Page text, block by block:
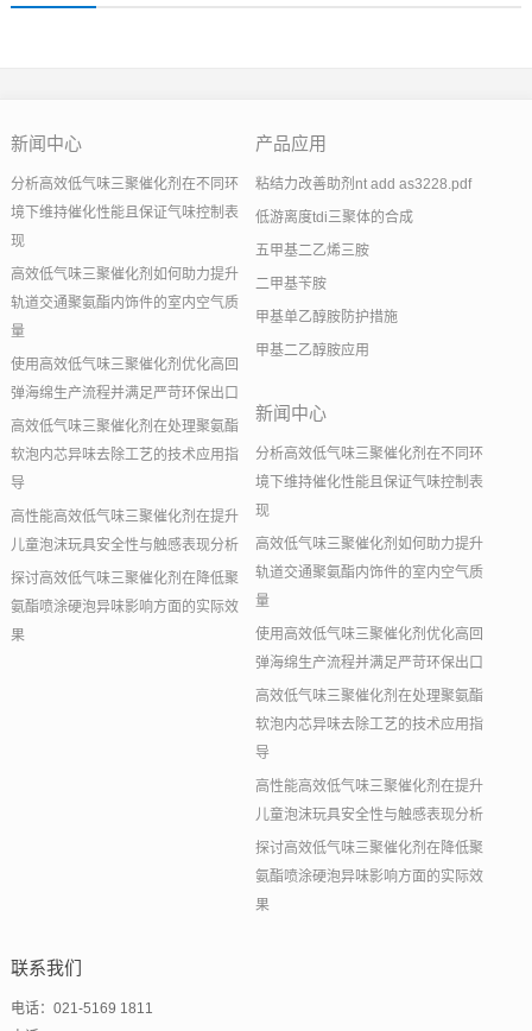
新闻中心
分析高效低气味三聚催化剂在不同环
境下维持催化性能且保证气味控制表
现
高效低气味三聚催化剂如何助力提升
轨道交通聚氨酯内饰件的室内空气质
量
使用高效低气味三聚催化剂优化高回
弹海绵生产流程并满足严苛环保出口
高效低气味三聚催化剂在处理聚氨酯
软泡内芯异味去除工艺的技术应用指
导
高性能高效低气味三聚催化剂在提升
儿童泡沫玩具安全性与触感表现分析
探讨高效低气味三聚催化剂在降低聚
氨酯喷涂硬泡异味影响方面的实际效
果
产品应用
粘结力改善助剂nt add as3228.pdf
低游离度tdi三聚体的合成
五甲基二乙烯三胺
二甲基苄胺
甲基单乙醇胺防护措施
甲基二乙醇胺应用
新闻中心
分析高效低气味三聚催化剂在不同环
境下维持催化性能且保证气味控制表
现
高效低气味三聚催化剂如何助力提升
轨道交通聚氨酯内饰件的室内空气质
量
使用高效低气味三聚催化剂优化高回
弹海绵生产流程并满足严苛环保出口
高效低气味三聚催化剂在处理聚氨酯
软泡内芯异味去除工艺的技术应用指
导
高性能高效低气味三聚催化剂在提升
儿童泡沫玩具安全性与触感表现分析
探讨高效低气味三聚催化剂在降低聚
氨酯喷涂硬泡异味影响方面的实际效
果
联系我们
电话：021-5169 1811